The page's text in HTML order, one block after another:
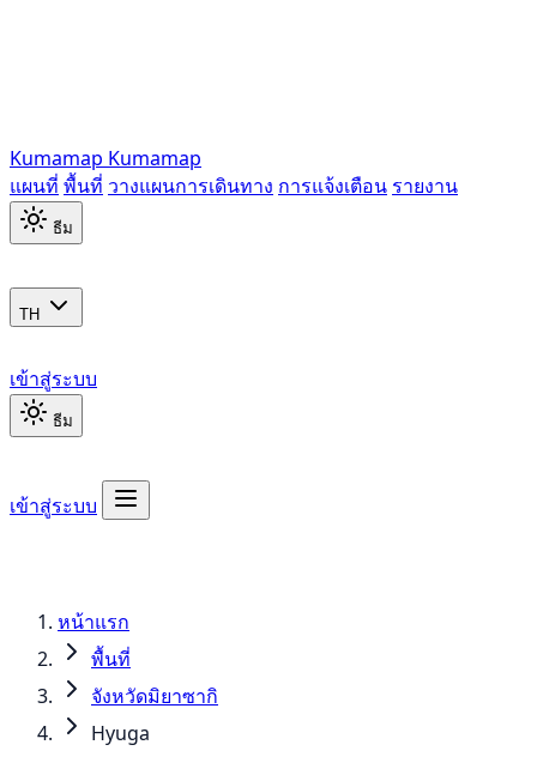
Kumamap Kumamap
แผนที่ พื้นที่ วางแผนการเดินทาง การแจ้งเตือน รายงาน
ธีม
TH
เข้าสู่ระบบ
ธีม
เข้าสู่ระบบ
หน้าแรก
พื้นที่
จังหวัดมิยาซากิ
Hyuga